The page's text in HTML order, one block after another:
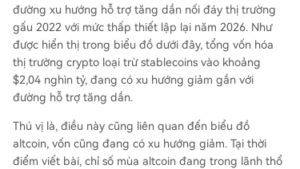
đường xu hướng hỗ trợ tăng dần nối đáy thị trường
gấu 2022 với mức thấp thiết lập lại năm 2026. Như
được hiển thị trong biểu đồ dưới đây, tổng vốn hóa
thị trường crypto loại trừ stablecoins vào khoảng
$2,04 nghìn tỷ, đang có xu hướng giảm gần với
đường hỗ trợ tăng dần.
Thú vị là, điều này cũng liên quan đến biểu đồ
altcoin, vốn cũng đang có xu hướng giảm. Tại thời
điểm viết bài, chỉ số mùa altcoin đang trong lãnh thổ